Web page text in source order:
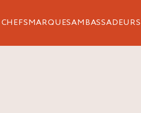
MARQUESAMBASSADEURS